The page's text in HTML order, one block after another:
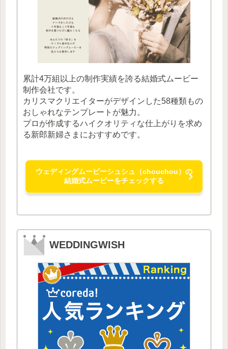
累計4万組以上の制作実績を誇る結婚式ムービー
制作会社です。
カリスマクリエイターがデザインした58種類もの
おしゃれなテンプレートが魅力。
プロが作成するハイクオリティな仕上がりを求め
る新郎新婦さまにおすすめです。
ウェディングムービーシュシュ（chouchou）の
結婚式ムービーをチェックする
WEDDINGWISH